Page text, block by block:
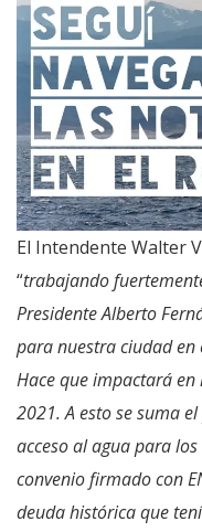
El Intendente Walter
“trabajando
Presidente Alberto
para nuestra ciudad
Hace que impactará
2021. A esto se suma
acceso al agua para
convenio firmado con
deuda histórica que